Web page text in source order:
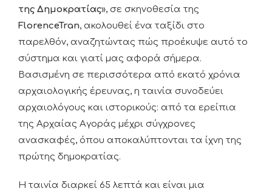
της Δημοκρατίας», σε σκηνοθεσία της
FlorenceTran, ακολουθεί ένα ταξίδι στο
παρελθόν, αναζητώντας πώς προέκυψε αυτό το
σύστημα και γιατί μας αφορά σήμερα.
Βασισμένη σε περισσότερα από εκατό χρόνια
αρχαιολογικής έρευνας, η ταινία συνοδεύει
αρχαιολόγους και ιστορικούς: από τα ερείπια
της Αρχαίας Αγοράς μέχρι σύγχρονες
ανασκαφές, όπου αποκαλύπτονται τα ίχνη της
πρώτης δημοκρατίας.
Η ταινία διαρκεί 65 λεπτά και είναι μια